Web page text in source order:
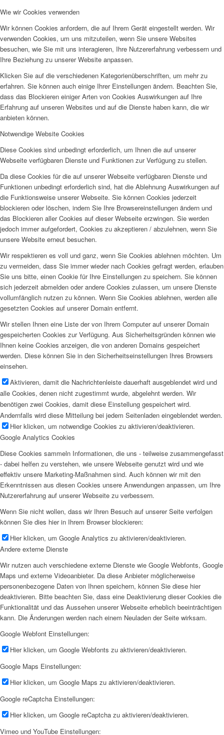
Wie wir Cookies verwenden
Wir können Cookies anfordern, die auf Ihrem Gerät eingestellt werden. Wir
verwenden Cookies, um uns mitzuteilen, wenn Sie unsere Websites
besuchen, wie Sie mit uns interagieren, Ihre Nutzererfahrung verbessern und
Ihre Beziehung zu unserer Website anpassen.
Klicken Sie auf die verschiedenen Kategorienüberschriften, um mehr zu
erfahren. Sie können auch einige Ihrer Einstellungen ändern. Beachten Sie,
dass das Blockieren einiger Arten von Cookies Auswirkungen auf Ihre
Erfahrung auf unseren Websites und auf die Dienste haben kann, die wir
anbieten können.
Notwendige Website Cookies
Diese Cookies sind unbedingt erforderlich, um Ihnen die auf unserer
Webseite verfügbaren Dienste und Funktionen zur Verfügung zu stellen.
Da diese Cookies für die auf unserer Webseite verfügbaren Dienste und
Funktionen unbedingt erforderlich sind, hat die Ablehnung Auswirkungen auf
die Funktionsweise unserer Webseite. Sie können Cookies jederzeit
blockieren oder löschen, indem Sie Ihre Browsereinstellungen ändern und
das Blockieren aller Cookies auf dieser Webseite erzwingen. Sie werden
jedoch immer aufgefordert, Cookies zu akzeptieren / abzulehnen, wenn Sie
unsere Website erneut besuchen.
Wir respektieren es voll und ganz, wenn Sie Cookies ablehnen möchten. Um
zu vermeiden, dass Sie immer wieder nach Cookies gefragt werden, erlauben
Sie uns bitte, einen Cookie für Ihre Einstellungen zu speichern. Sie können
sich jederzeit abmelden oder andere Cookies zulassen, um unsere Dienste
vollumfänglich nutzen zu können. Wenn Sie Cookies ablehnen, werden alle
gesetzten Cookies auf unserer Domain entfernt.
Wir stellen Ihnen eine Liste der von Ihrem Computer auf unserer Domain
gespeicherten Cookies zur Verfügung. Aus Sicherheitsgründen können wie
Ihnen keine Cookies anzeigen, die von anderen Domains gespeichert
werden. Diese können Sie in den Sicherheitseinstellungen Ihres Browsers
einsehen.
Aktivieren, damit die Nachrichtenleiste dauerhaft ausgeblendet wird und
alle Cookies, denen nicht zugestimmt wurde, abgelehnt werden. Wir
benötigen zwei Cookies, damit diese Einstellung gespeichert wird.
Andernfalls wird diese Mitteilung bei jedem Seitenladen eingeblendet werden.
Hier klicken, um notwendige Cookies zu aktivieren/deaktivieren.
Google Analytics Cookies
Diese Cookies sammeln Informationen, die uns - teilweise zusammengefasst
- dabei helfen zu verstehen, wie unsere Webseite genutzt wird und wie
effektiv unsere Marketing-Maßnahmen sind. Auch können wir mit den
Erkenntnissen aus diesen Cookies unsere Anwendungen anpassen, um Ihre
Nutzererfahrung auf unserer Webseite zu verbessern.
Wenn Sie nicht wollen, dass wir Ihren Besuch auf unserer Seite verfolgen
können Sie dies hier in Ihrem Browser blockieren:
Hier klicken, um Google Analytics zu aktivieren/deaktivieren.
Andere externe Dienste
Wir nutzen auch verschiedene externe Dienste wie Google Webfonts, Google
Maps und externe Videoanbieter. Da diese Anbieter möglicherweise
personenbezogene Daten von Ihnen speichern, können Sie diese hier
deaktivieren. Bitte beachten Sie, dass eine Deaktivierung dieser Cookies die
Funktionalität und das Aussehen unserer Webseite erheblich beeinträchtigen
kann. Die Änderungen werden nach einem Neuladen der Seite wirksam.
Google Webfont Einstellungen:
Hier klicken, um Google Webfonts zu aktivieren/deaktivieren.
Google Maps Einstellungen:
Hier klicken, um Google Maps zu aktivieren/deaktivieren.
Google reCaptcha Einstellungen:
Hier klicken, um Google reCaptcha zu aktivieren/deaktivieren.
Vimeo und YouTube Einstellungen: